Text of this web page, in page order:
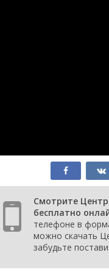
Смотрите
бесплатно
телефоне в
можно скачать
забудьте